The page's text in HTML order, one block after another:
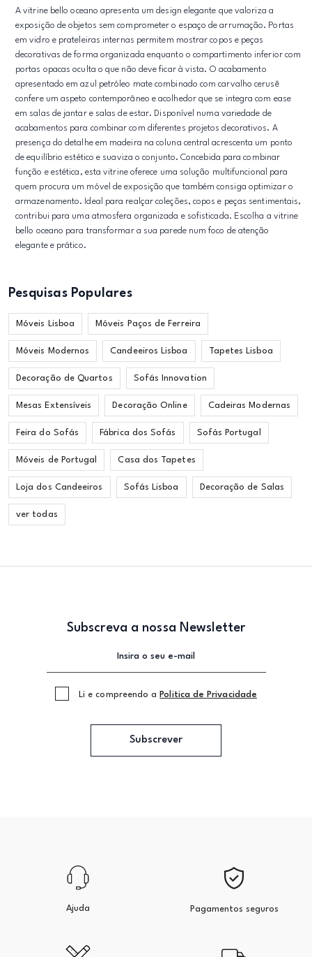
A vitrine bello oceano apresenta um design elegante que valoriza a
exposição de objetos sem comprometer o espaço de arrumação. Portas
em vidro e prateleiras internas permitem mostrar copos e peças
decorativas de forma organizada enquanto o compartimento inferior com
portas opacas oculta o que não deve ficar à vista. O acabamento
apresentado em azul petróleo mate combinado com carvalho cerusê
confere um aspeto contemporâneo e acolhedor que se integra com ease
em salas de jantar e salas de estar. Disponível numa variedade de
acabamentos para combinar com diferentes projetos decorativos. A
presença do detalhe em madeira na coluna central acrescenta um ponto
de equilíbrio estético e suaviza o conjunto. Concebida para combinar
função e estética, esta vitrine oferece uma solução multifuncional para
quem procura um móvel de exposição que também consiga optimizar o
armazenamento. Ideal para realçar coleções, copos e peças sentimentais,
contribui para uma atmosfera organizada e sofisticada. Escolha a vitrine
bello oceano para transformar a sua parede num foco de atenção
elegante e prático.
Pesquisas Populares
Móveis Lisboa Móveis Paços de Ferreira
Móveis Modernos Candeeiros Lisboa Tapetes Lisboa
Decoração de Quartos Sofás Innovation
Mesas Extensíveis Decoração Online Cadeiras Modernas
Feira do Sofás Fábrica dos Sofás Sofás Portugal
Móveis de Portugal Casa dos Tapetes
Loja dos Candeeiros Sofás Lisboa Decoração de Salas
ver todas
Subscreva a nossa Newsletter
Li e compreendo a Politica de Privacidade
Subscrever
Ajuda Pagamentos seguros